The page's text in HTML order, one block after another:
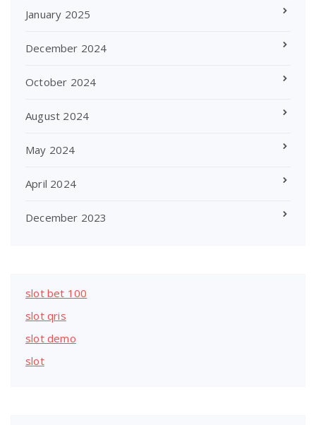
January 2025
December 2024
October 2024
August 2024
May 2024
April 2024
December 2023
slot bet 100
slot qris
slot demo
slot